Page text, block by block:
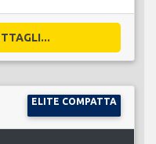
ELITE COMPATTA